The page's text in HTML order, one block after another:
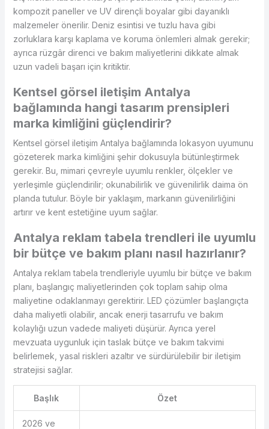
kompozit paneller ve UV dirençli boyalar gibi dayanıklı
malzemeler önerilir. Deniz esintisi ve tuzlu hava gibi
zorluklara karşı kaplama ve koruma önlemleri almak gerekir;
ayrıca rüzgâr direnci ve bakım maliyetlerini dikkate almak
uzun vadeli başarı için kritiktir.
Kentsel görsel iletişim Antalya
bağlamında hangi tasarım prensipleri
marka kimliğini güçlendirir?
Kentsel görsel iletişim Antalya bağlamında lokasyon uyumunu
gözeterek marka kimliğini şehir dokusuyla bütünleştirmek
gerekir. Bu, mimari çevreyle uyumlu renkler, ölçekler ve
yerleşimle güçlendirilir; okunabilirlik ve güvenilirlik daima ön
planda tutulur. Böyle bir yaklaşım, markanın güvenilirliğini
artırır ve kent estetiğine uyum sağlar.
Antalya reklam tabela trendleri ile uyumlu
bir bütçe ve bakım planı nasıl hazırlanır?
Antalya reklam tabela trendleriyle uyumlu bir bütçe ve bakım
planı, başlangıç maliyetlerinden çok toplam sahip olma
maliyetine odaklanmayı gerektirir. LED çözümler başlangıçta
daha maliyetli olabilir, ancak enerji tasarrufu ve bakım
kolaylığı uzun vadede maliyeti düşürür. Ayrıca yerel
mevzuata uygunluk için taslak bütçe ve bakım takvimi
belirlemek, yasal riskleri azaltır ve sürdürülebilir bir iletişim
stratejisi sağlar.
Başlık Özet
2026 ve